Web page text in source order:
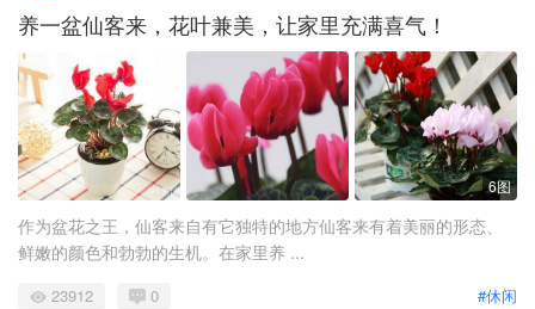
养一盆仙客来，花叶兼美，让家里充满喜气！
6图
作为盆花之王，仙客来自有它独特的地方仙客来有着美丽的形态、
鲜嫩的颜色和勃勃的生机。在家里养 ...
#休闲
23912 0